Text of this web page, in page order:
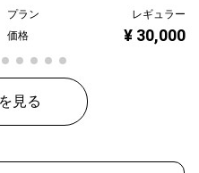
プラン
レギュラー
価格
¥ 30,000
見る